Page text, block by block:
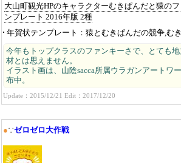
大山町観光HPのキャラクターむきぱんだと猿の
ンプレート 2016年版 2種
年賀状テンプレート
猿とむきぱんだの競争,む
今年もトップクラスのファンキーさで、とても
材とは思えません。
イラスト画は、山陰sacca所属ウラガンアートワ
布中。
Update：2015/12/21 Edit：2017/12/20
●∵ゼロゼロ大作戦